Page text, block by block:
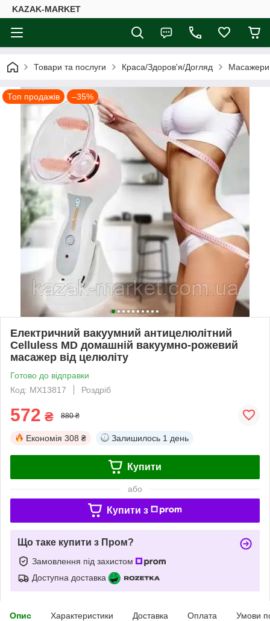
KAZAK-MARKET
Товари та послуги Краса/Здоров'я/Догляд Масажери
Топ продажів –35%
Електричний вакуумний антицелюлітний
Celluless MD домашній вакуумно-рожевий
масажер від целюліту
Готово до відправки
Код: MX13817
Роздріб
572 ₴ 880 ₴
Економія 308 ₴ Залишилось 1 день
Купити
або
Купити з
Що таке купити з Пром?
Замовлення під захистом
Доступна доставка
Опис Характеристики Доставка Оплата Умови